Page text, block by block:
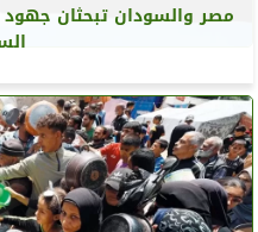
مصر والسودان تبحثان جهود